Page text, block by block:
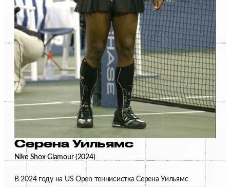
Серена Уильямс
Nike Shox Glamour (2024)
В 2024 году на US Open теннисистка Серена Уильямс